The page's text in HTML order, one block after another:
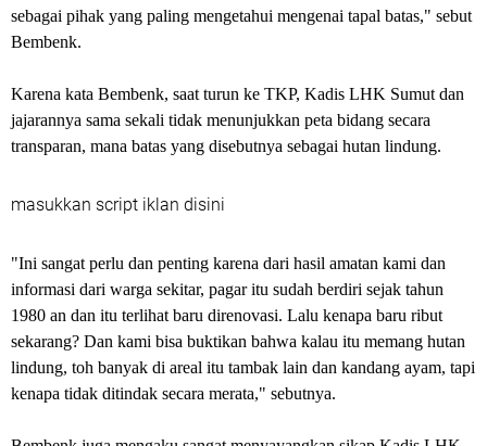
sebagai pihak yang paling mengetahui mengenai tapal batas," sebut
Bembenk.
Karena kata Bembenk, saat turun ke TKP, Kadis LHK Sumut dan
jajarannya sama sekali tidak menunjukkan peta bidang secara
transparan, mana batas yang disebutnya sebagai hutan lindung.
masukkan script iklan disini
"Ini sangat perlu dan penting karena dari hasil amatan kami dan
informasi dari warga sekitar, pagar itu sudah berdiri sejak tahun
1980 an dan itu terlihat baru direnovasi. Lalu kenapa baru ribut
sekarang? Dan kami bisa buktikan bahwa kalau itu memang hutan
lindung, toh banyak di areal itu tambak lain dan kandang ayam, tapi
kenapa tidak ditindak secara merata," sebutnya.